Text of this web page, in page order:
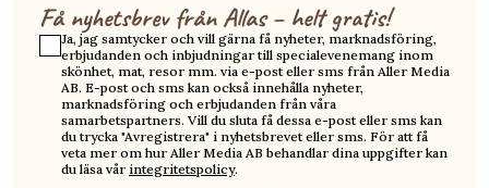
Få nyhetsbrev från Allas – helt gratis!
Ja, jag samtycker och vill gärna få nyheter, marknadsföring,
erbjudanden och inbjudningar till specialevenemang inom
skönhet, mat, resor mm. via e-post eller sms från Aller Media
AB. E-post och sms kan också innehålla nyheter,
marknadsföring och erbjudanden från våra
samarbetspartners. Vill du sluta få dessa e-post eller sms kan
du trycka "Avregistrera" i nyhetsbrevet eller sms. För att få
veta mer om hur Aller Media AB behandlar dina uppgifter kan
du läsa vår integritetspolicy.